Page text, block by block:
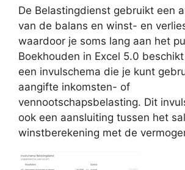
De Belastingdienst gebruikt een
van de balans en winst- en
waardoor je soms lang aan het
Boekhouden in Excel 5.0
een invulschema die je kunt
aangifte inkomsten- of
vennootschapsbelasting. Dit
ook een aansluiting tussen het
winstberekening met de